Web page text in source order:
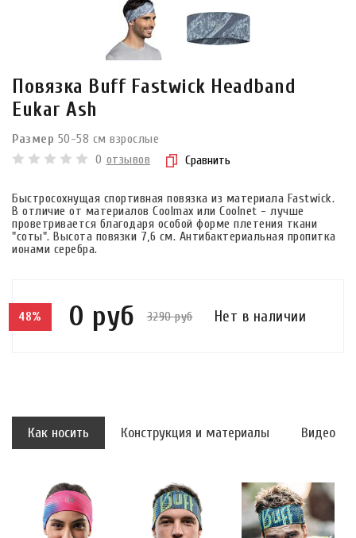
Повязка Buff Fastwick Headband
Eukar Ash
Размер 50-58 см взрослые
0 отзывов Сравнить
Быстросохнущая спортивная повязка из материала Fastwick.
В отличие от материалов Coolmax или Coolnet - лучше
проветривается благодаря особой форме плетения ткани
"соты". Высота повязки 7,6 см. Антибактериальная пропитка
ионами серебра.
48% 0 руб 3290 руб Нет в наличии
Как носить Конструкция и материалы Видео